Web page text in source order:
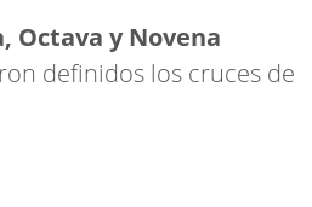
Octava y Novena
definidos los cruces de